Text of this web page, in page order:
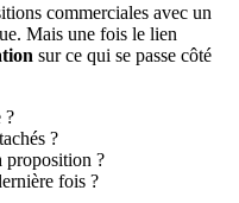
commerciales avec un
Mais une fois le lien
sur ce qui se passe côté
?
?
proposition ?
fois ?